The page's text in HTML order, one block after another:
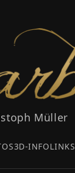
Müller
3D-INFOLINKS